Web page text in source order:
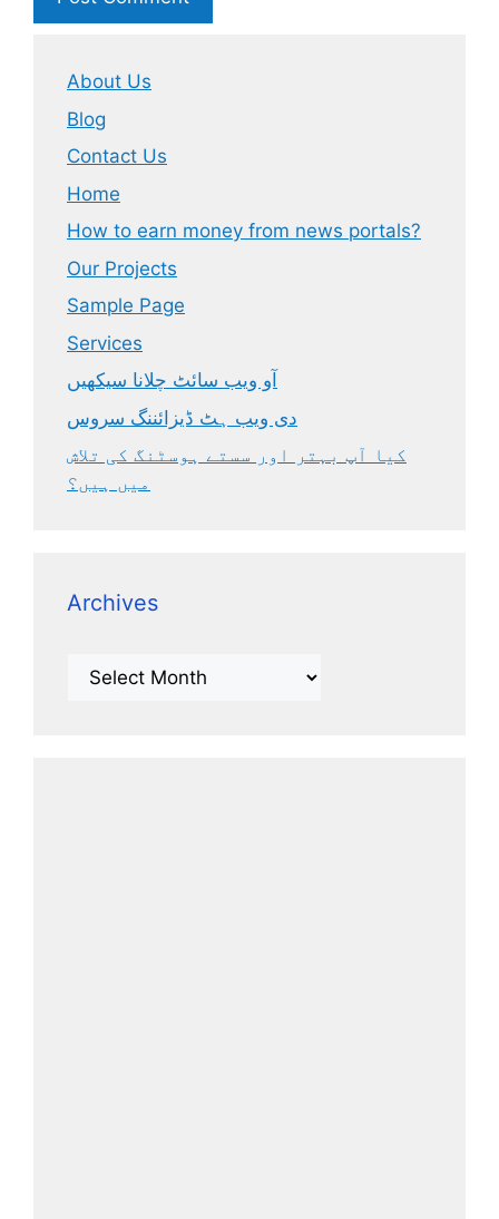
About Us
Blog
Contact Us
Home
How to earn money from news portals?
Our Projects
Sample Page
Services
آو ویب سائٹ چلانا سیکھیں
دی ویب ہٹ ڈیزائننگ سروس
کیا آپ بہتر اور سستے ہوسٹنگ کی تلاش
میں ہیں؟
Archives
Archives